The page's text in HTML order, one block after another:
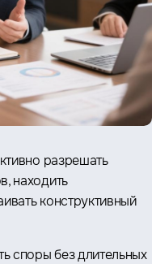
разрешать
находить
конструктивный
споры без длительных